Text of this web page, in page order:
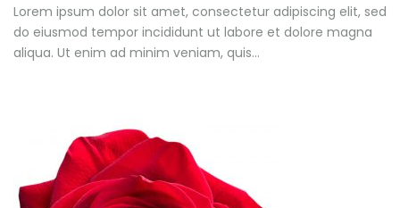
Lorem ipsum dolor sit amet, consectetur adipiscing elit, sed
do eiusmod tempor incididunt ut labore et dolore magna
aliqua. Ut enim ad minim veniam, quis…